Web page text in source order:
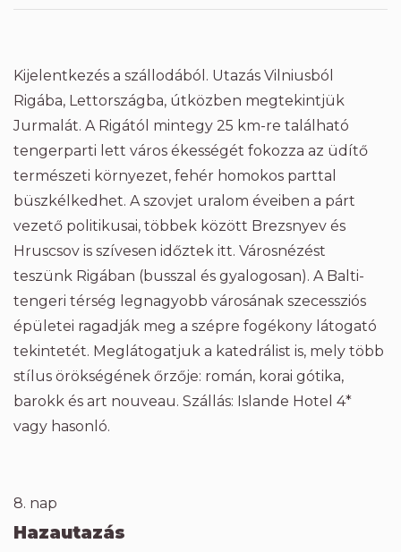
Kijelentkezés a szállodából. Utazás Vilniusból
Rigába, Lettországba, útközben megtekintjük
Jurmalát. A Rigától mintegy 25 km-re található
tengerparti lett város ékességét fokozza az üdítő
természeti környezet, fehér homokos parttal
büszkélkedhet. A szovjet uralom éveiben a párt
vezető politikusai, többek között Brezsnyev és
Hruscsov is szívesen időztek itt. Városnézést
teszünk Rigában (busszal és gyalogosan). A Balti-
tengeri térség legnagyobb városának szecessziós
épületei ragadják meg a szépre fogékony látogató
tekintetét. Meglátogatjuk a katedrálist is, mely több
stílus örökségének őrzője: román, korai gótika,
barokk és art nouveau. Szállás: Islande Hotel 4*
vagy hasonló.
8. nap
Hazautazás